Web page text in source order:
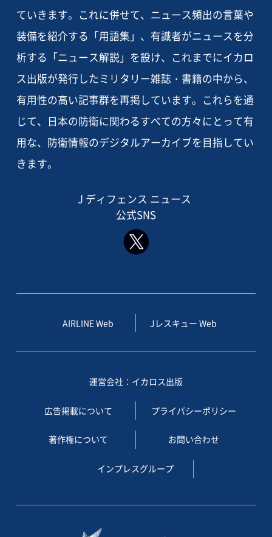
ていきます。これに併せて、ニュース頻出の言葉や
装備を紹介する「用語集」、有識者がニュースを分
析する「ニュース解説」を設け、これまでにイカロ
ス出版が発行したミリタリー雑誌・書籍の中から、
有用性の高い記事群を再掲しています。これらを通
じて、日本の防衛に関わるすべての方々にとって有
用な、防衛情報のデジタルアーカイブを目指してい
きます。
J ディフェンス ニュース
公式SNS
AIRLINE Web Jレスキュー Web
運営会社：イカロス出版
広告掲載について プライバシーポリシー
著作権について お問い合わせ
インプレスグループ